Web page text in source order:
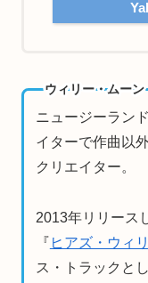
ウィリー・ムー
ニュージーラン
イターで作曲以
クリエイター。
2013年リリース
『 ヒアズ・ウィ
ス・トラックと